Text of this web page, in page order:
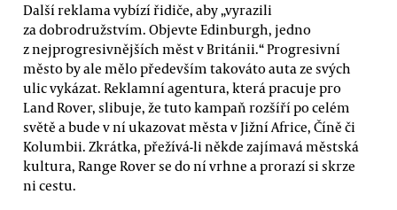
Další reklama vybízí řidiče, aby „vyrazili
za dobrodružstvím. Objevte Edinburgh, jedno
z nejprogresivnějších měst v Británii.“ Progresivní
město by ale mělo především takováto auta ze svých
ulic vykázat. Reklamní agentura, která pracuje pro
Land Rover, slibuje, že tuto kampaň rozšíří po celém
světě a bude v ní ukazovat města v Jižní Africe, Číně či
Kolumbii. Zkrátka, přežívá-li někde zajímavá městská
kultura, Range Rover se do ní vrhne a prorazí si skrze
ni cestu.